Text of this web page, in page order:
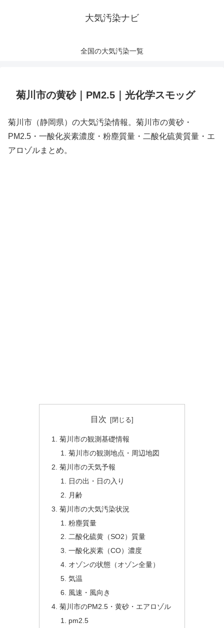
大気汚染ナビ
全国の大気汚染一覧
菊川市の黄砂｜PM2.5｜光化学スモッグ
菊川市（静岡県）の大気汚染情報。菊川市の黄砂・
PM2.5・一酸化炭素濃度・粉塵質量・二酸化硫黄質量・エ
アロゾルまとめ。
目次
菊川市の観測基礎情報
菊川市の観測地点・周辺地図
菊川市の天気予報
日の出・日の入り
月齢
菊川市の大気汚染状況
粉塵質量
二酸化硫黄（SO2）質量
一酸化炭素（CO）濃度
オゾンの状態（オゾン全量）
気温
風速・風向き
菊川市のPM2.5・黄砂・エアロゾル
pm2.5